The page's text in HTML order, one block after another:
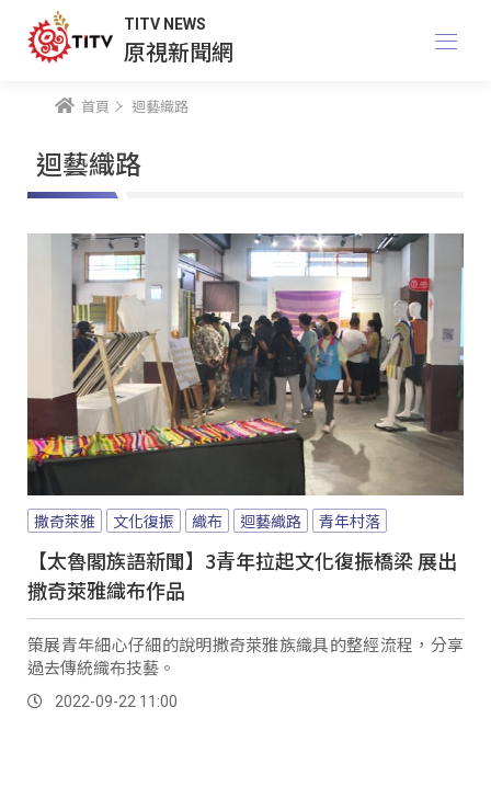
TITV NEWS
原視新聞網
首頁 迴藝織路
迴藝織路
撒奇萊雅 文化復振 織布 迴藝織路 青年村落
【太魯閣族語新聞】3青年拉起文化復振橋梁 展出
撒奇萊雅織布作品
策展青年細心仔細的說明撒奇萊雅族織具的整經流程，分享
過去傳統織布技藝。
2022-09-22 11:00